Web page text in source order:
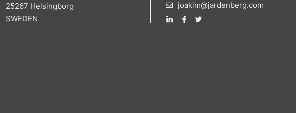
25267 Helsingborg
SWEDEN
joakim@jardenberg.com